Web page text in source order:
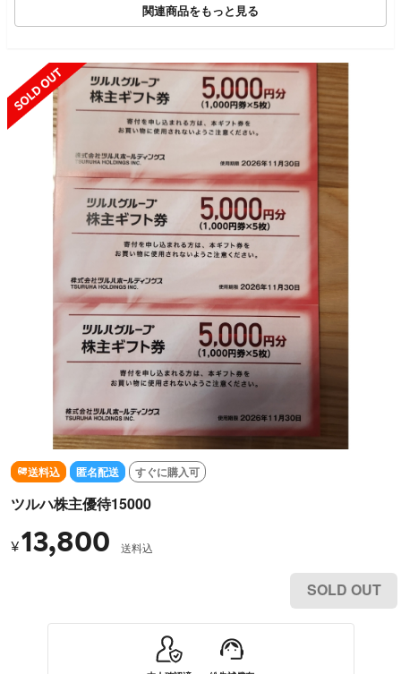
関連商品をもっと見る
SOLD OUT
送料込 匿名配送 すぐに購入可
ツルハ株主優待15000
¥13,800 送料込
SOLD OUT